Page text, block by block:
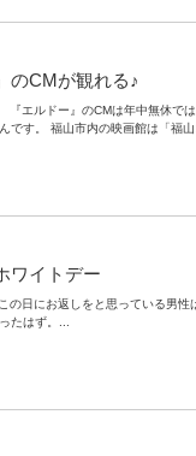
のCMが観れる♪
『エルドー』のCMは年中無休で
です。 福山市内の映画館は「福山
ワイトデー
日にお返しをと思っている男性
たはず。...